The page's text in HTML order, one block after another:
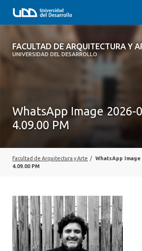
FACULTAD DE ARQUITECTURA Y
UNIVERSIDAD DEL DESARROLLO
FACULTAD DE ARQUITECTURA Y
CARRERA
MAGÍSTER
VINCULACIÓN CON EL MEDIO
ALUMNI
PLATAFORMA VUT
WhatsApp Image 2026-
4.09.00 PM
Facultad de Arquitectura y Arte / WhatsApp Image
4.09.00 PM